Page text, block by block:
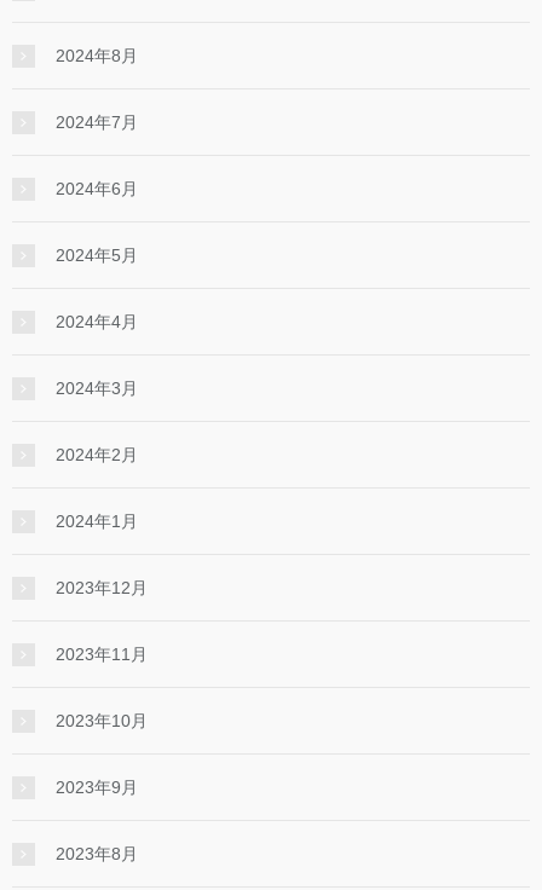
2024年8月
2024年7月
2024年6月
2024年5月
2024年4月
2024年3月
2024年2月
2024年1月
2023年12月
2023年11月
2023年10月
2023年9月
2023年8月